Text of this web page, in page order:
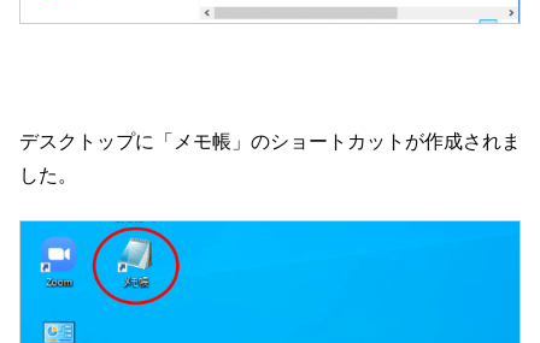
デスクトップに「メモ帳」のショートカットが作成されま
した。